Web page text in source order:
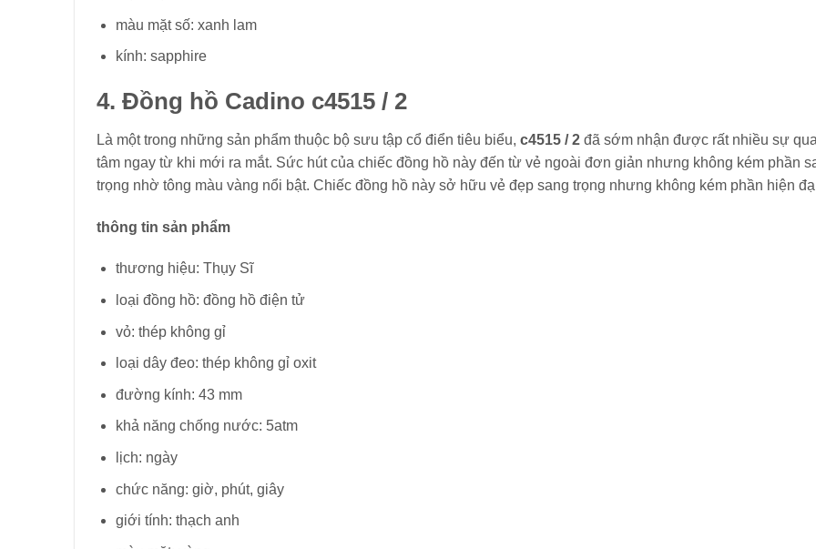
màu mặt số: xanh lam
kính: sapphire
4. Đồng hồ Cadino c4515 / 2
Là một trong những sản phẩm thuộc bộ sưu tập cổ điển tiêu biểu, c4515 / 2 đã sớm nhận được rất nhiều sự
tâm ngay từ khi mới ra mắt. Sức hút của chiếc đồng hồ này đến từ vẻ ngoài đơn giản nhưng không kém phần
trọng nhờ tông màu vàng nổi bật. Chiếc đồng hồ này sở hữu vẻ đẹp sang trọng nhưng không kém phần hiện
thông tin sản phẩm
thương hiệu: Thụy Sĩ
loại đồng hồ: đồng hồ điện tử
vỏ: thép không gỉ
loại dây đeo: thép không gỉ oxit
đường kính: 43 mm
khả năng chống nước: 5atm
lịch: ngày
chức năng: giờ, phút, giây
giới tính: thạch anh